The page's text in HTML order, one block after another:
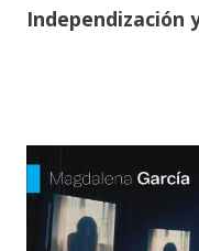
Independización